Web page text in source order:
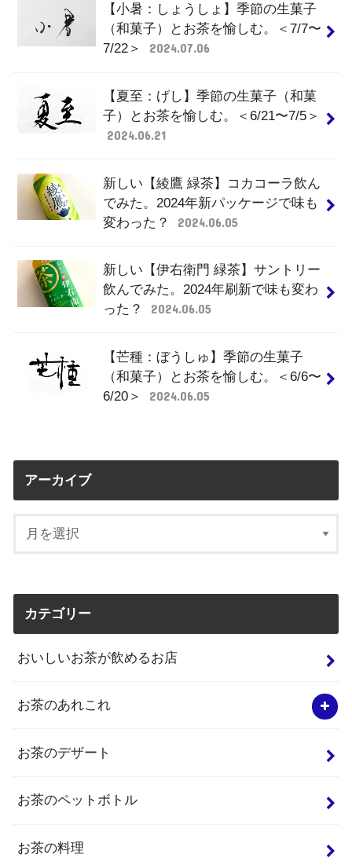
【小暑：しょうしょ】季節の生菓子
（和菓子）とお茶を愉しむ。＜7/7〜
7/22＞
2024.07.06
【夏至：げし】季節の生菓子（和菓
子）とお茶を愉しむ。＜6/21〜7/5＞
2024.06.21
新しい【綾鷹 緑茶】コカコーラ飲ん
でみた。2024年新パッケージで味も
変わった？
2024.06.05
新しい【伊右衛門 緑茶】サントリー
飲んでみた。2024年刷新で味も変わ
った？
2024.06.05
【芒種：ぼうしゅ】季節の生菓子
（和菓子）とお茶を愉しむ。＜6/6〜
6/20＞
2024.06.05
アーカイブ
カテゴリー
おいしいお茶が飲めるお店
お茶のあれこれ
お茶のデザート
お茶のペットボトル
お茶の料理